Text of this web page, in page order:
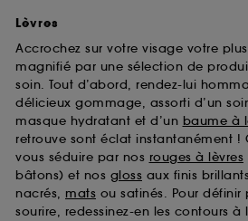
Lèvres
Accrochez sur votre visage votre
magnifié par une sélection de
soin. Tout d’abord, rendez-lui
délicieux gommage, assorti d’un
masque hydratant et d’un baume à
retrouve sont éclat instantanément !
vous séduire par nos rouges à lèvres
bâtons) et nos gloss aux finis
nacrés, mats ou satinés. Pour définir
sourire, redessinez-en les contours à